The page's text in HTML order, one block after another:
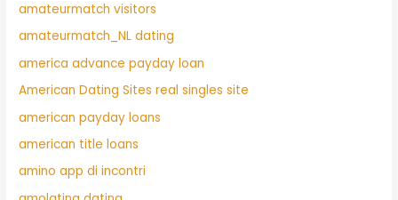
amateurmatch visitors
amateurmatch_NL dating
america advance payday loan
American Dating Sites real singles site
american payday loans
american title loans
amino app di incontri